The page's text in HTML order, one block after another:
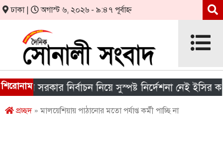
ঢাকা | অগাস্ট ৬, ২০২৬ - ৯:৪৭ পূর্বাহ্ন
শিরোনাম
সরকার নির্বাচন নিয়ে সুস্পষ্ট নির্দেশনা নেই ইসির কাছে
প্রচ্ছদ» মালয়েশিয়ায় পাঠানোর মতো পর্যাপ্ত কর্মী পাচ্ছি না